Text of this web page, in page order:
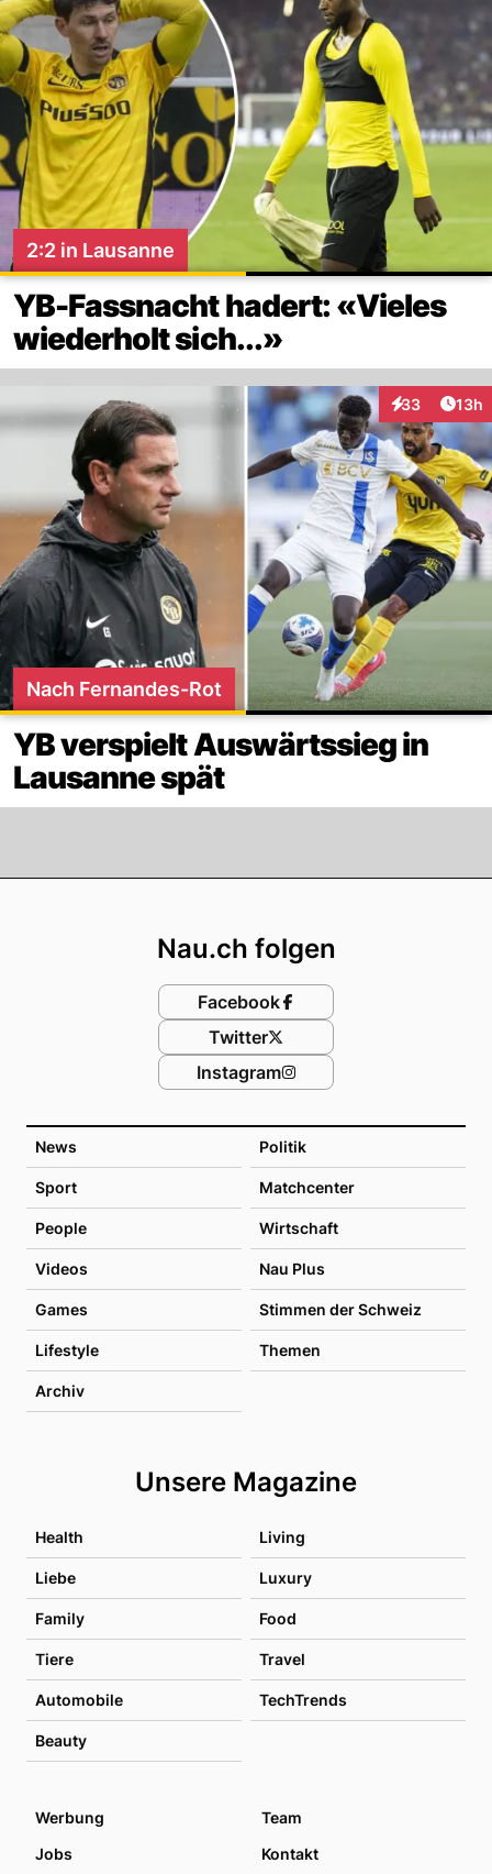
2:2 in Lausanne
YB-Fassnacht hadert: «Vieles
wiederholt sich...»
33
Interaktionen
13h
Nach Fernandes-Rot
YB verspielt Auswärtssieg in
Lausanne spät
News Politik
Sport Matchcenter
People Wirtschaft
Videos Nau Plus
Games Stimmen der Schweiz
Lifestyle Themen
Archiv
Unsere Magazine
Health Living
Liebe Luxury
Family Food
Tiere Travel
Automobile TechTrends
Beauty
Nau.ch folgen
Facebook
Twitter
Instagram
Werbung
Team
Jobs
Kontakt